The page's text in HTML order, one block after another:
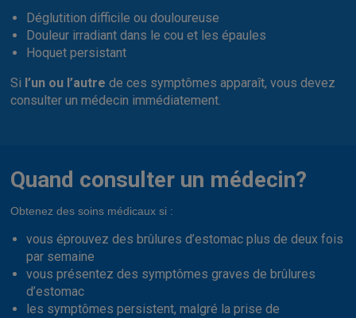
Déglutition difficile ou douloureuse
Douleur irradiant dans le cou et les épaules
Hoquet persistant
Si l’un ou l’autre de ces symptômes apparaît, vous devez
consulter un médecin immédiatement.
Quand consulter un médecin?
Obtenez des soins médicaux si :
vous éprouvez des brûlures d’estomac plus de deux fois
par semaine
vous présentez des symptômes graves de brûlures
d’estomac
les symptômes persistent, malgré la prise de